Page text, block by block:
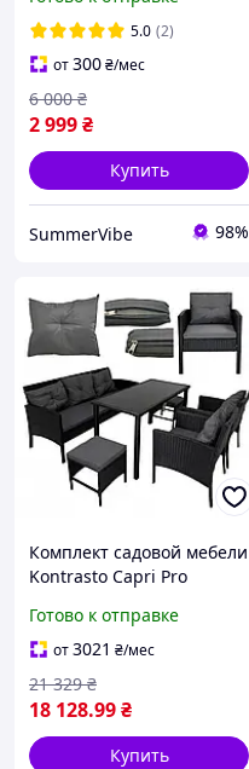
и тремя стульями на дачу
для сада кафе
5.0 (2)
от300₴/мес
2 999₴
6 000 ₴
Купить
SummerVibe 98%
Комплект садовой мебели
Kontrasto Capri Pro
на 7 мест обеденный
гарнитур для террасы и
сада
Готово к отправке
от3021 ₴/мес
18 128.99₴
21 329 ₴
Купить